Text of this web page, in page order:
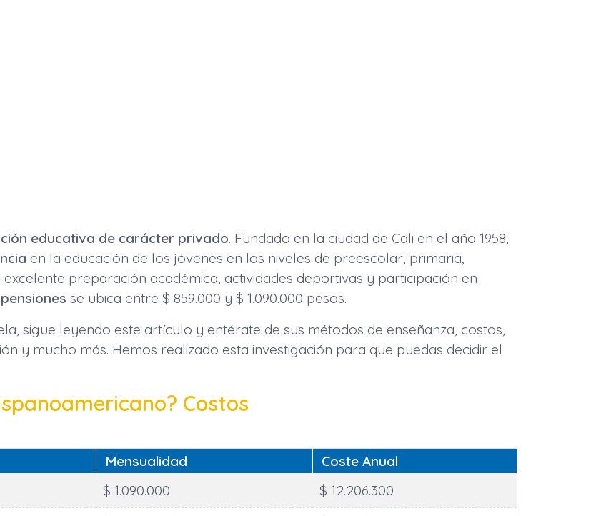
educativa de carácter privado. Fundado en la ciudad de Cali en el año 1958,
en la educación de los jóvenes en los niveles de preescolar, primaria,
preparación académica, actividades deportivas y participación en
se ubica entre $ 859.000 y $ 1.090.000 pesos.
sigue leyendo este artículo y entérate de sus métodos de enseñanza, costos,
y mucho más. Hemos realizado esta investigación para que puedas decidir el
Costos
Mensualidad
Coste Anual
$ 1.090.000 $ 12.206.300